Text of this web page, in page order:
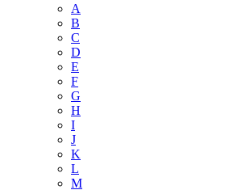
A
B
C
D
E
F
G
H
I
J
K
L
M